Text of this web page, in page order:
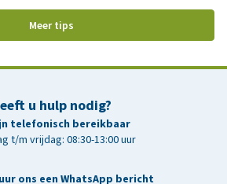
Meer tips
u hulp nodig?
telefonisch bereikbaar
t/m vrijdag: 08:30-13:00 uur
ons een WhatsApp bericht